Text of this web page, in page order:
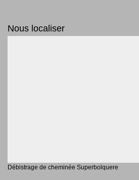
Nous localiser
Débistrage de cheminée Superbolquere